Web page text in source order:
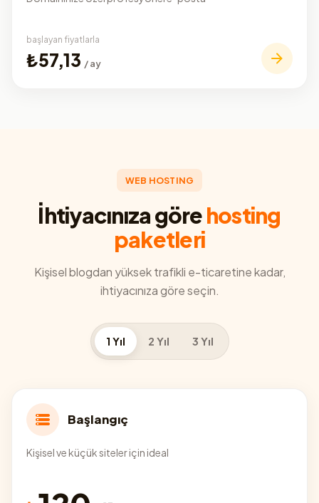
başlayan fiyatlarla
₺57,13 / ay
WEB HOSTING
İhtiyacınıza görehosting
paketleri
Kişisel blogdan yüksek trafikli e-ticaretine kadar,
ihtiyacınıza göre seçin.
1 Yıl 2 Yıl 3 Yıl
Başlangıç
Kişisel ve küçük siteler için ideal